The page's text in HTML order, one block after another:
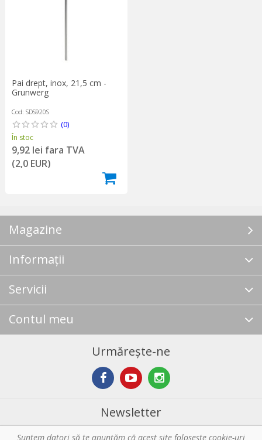
Pai drept, inox, 21,5 cm -
Grunwerg
Cod: SDS920S
(0)
În stoc
9,92 lei fara TVA
(2,0 EUR)
Magazine
Informații
Servicii
Contul meu
Urmărește-ne
Newsletter
Abonare
Suntem datori să te anunţăm că acest site foloseşte cookie-uri